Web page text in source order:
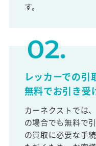
す。
レッカーでの引
無料でお引き受
カーネクストでは
の場合でも無料で
の買取に必要な手